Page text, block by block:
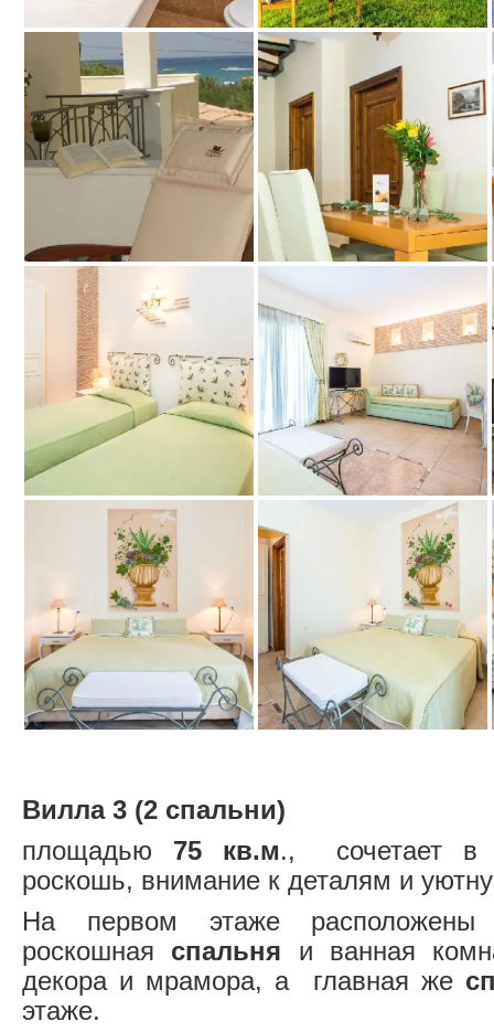
Вилла 3 (2 спальни)
площадью 75 кв.м., сочетает в
роскошь, внимание к деталям и
На первом этаже расположены
роскошная спальня и ванная
декора и мрамора, а главная же
этаже.